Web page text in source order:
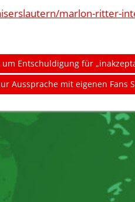
marlon-ritter-
Entschuldigung für
Aussprache mit eigenen Fans